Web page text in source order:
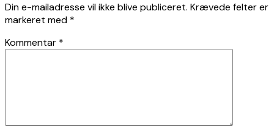
Din e-mailadresse vil ikke blive publiceret. Krævede felter er
markeret med *
Kommentar *